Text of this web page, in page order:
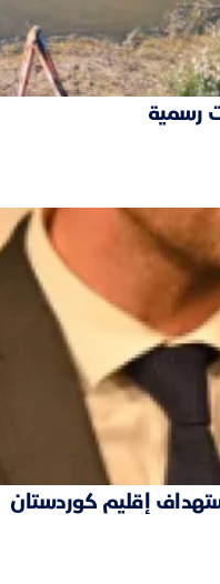
رسمية
إقليم كوردستان